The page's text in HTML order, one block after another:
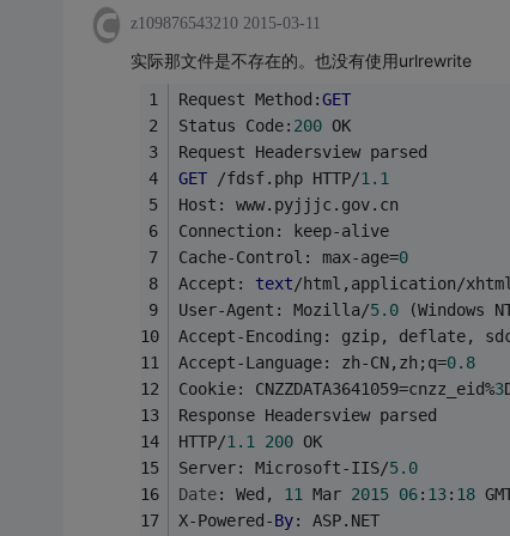
z109876543210 2015-03-11
实际那文件是不存在的。也没有使用urlrewrite
Request Method:GET
Status Code: 200 OK
Request Headersview parsed
GET /fdsf.php HTTP/1.1
Host: www.pyjjjc.gov.cn
Connection: keep-alive
Cache-Control: max-age=0
Accept: text/html,application/
User-Agent: Mozilla/5.0 (Windows
Accept-Encoding: gzip, deflate,
Accept-Language: zh-CN,zh;q=0.8
Cookie: CNZZDATA3641059=cnzz_eid%3
Response Headersview parsed
HTTP/1.1 200 OK
Server: Microsoft-IIS/5.0
Date: Wed, 11 Mar 2015 06: 13: 18
X-Powered-By: ASP.NET